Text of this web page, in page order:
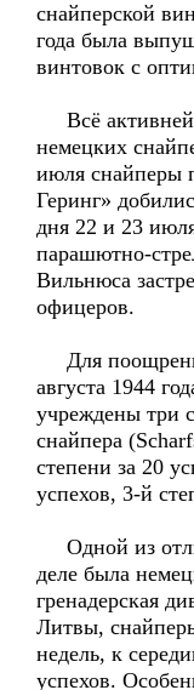
снайперской
года была
винтовок с
Всё активней
немецких
июля снайперы
Геринг»
дня 22 и 23
парашютно-
Вильнюса
офицеров.
Для
августа 1944
учреждены три
снайпера
степени за 20
успехов, 3-й
Одной из
деле была
гренадерская
Литвы,
недель, к
успехов.